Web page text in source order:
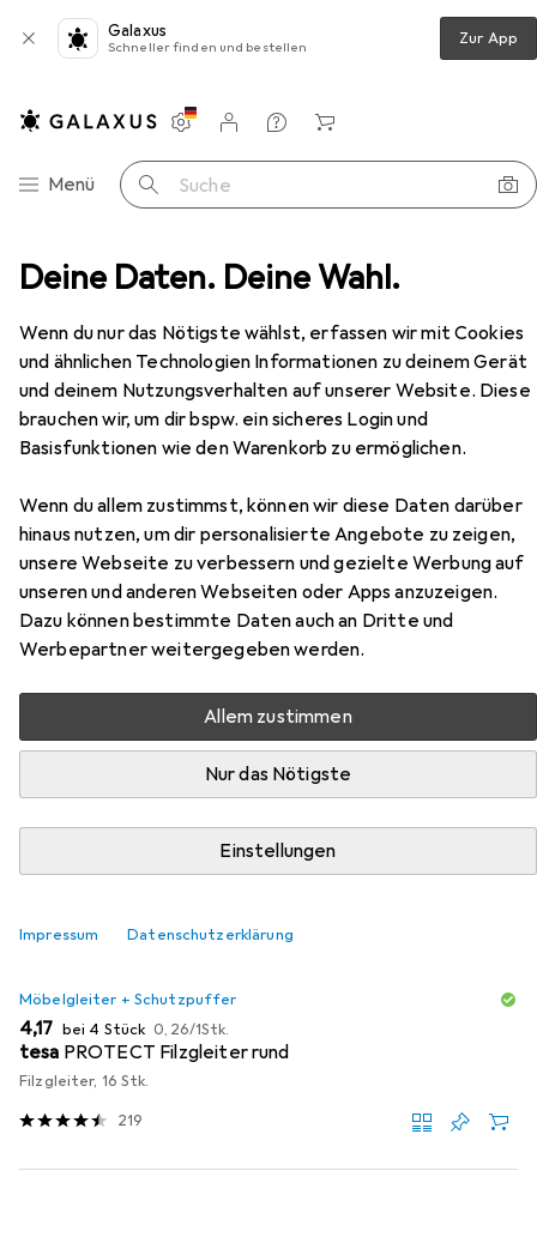
Deine Daten. Deine Wahl.
Wenn du nur das Nötigste wählst, erfassen wir mit Cookies
und ähnlichen Technologien Informationen zu deinem Gerät
und deinem Nutzungsverhalten auf unserer Website. Diese
brauchen wir, um dir bspw. ein sicheres Login und
Basisfunktionen wie den Warenkorb zu ermöglichen.
Wenn du allem zustimmst, können wir diese Daten darüber
hinaus nutzen, um dir personalisierte Angebote zu zeigen,
unsere Webseite zu verbessern und gezielte Werbung auf
unseren und anderen Webseiten oder Apps anzuzeigen.
Dazu können bestimmte Daten auch an Dritte und
Werbepartner weitergegeben werden.
Allem zustimmen
Nur das Nötigste
Einstellungen
Impressum Datenschutzerklärung
Galaxus
Schneller finden und bestellen Zur App
Navigation nach Kategorien
Menü Suche
Einstellungen
Kundenkonto
Vergleichslisten
Merklisten
Warenkorb
Regal Vicco Küchenunterschrank R-Line
EUR
131,97
ViccoKüchenunterschrank R-Line
40 x 60 x 81.60 cm
Zubehör für Vicco
Küchenunterschrank R-Line
Hier findest du passendes Zubehör zum Produkt Vicco
Küchenunterschrank R-Line aus der Kategorie
Möbelgleiter + Schutzpuffer.
Möbelgleiter + Schutzpuffer
EUR
4,17 bei 4 Stück EUR
0,26/1Stk.
tesa PROTECT Filzgleiter rund
Filzgleiter, 16 Stk.
219